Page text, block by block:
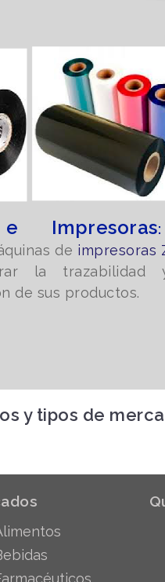
Impresoras
de impresoras
la
de sus productos.
y tipos de